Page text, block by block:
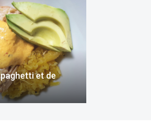
et de